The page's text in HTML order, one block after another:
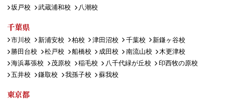
坂戸校
武蔵浦和校 八潮校
千葉県
市川校 新浦安校 柏校 津田沼校 千葉校
新鎌ヶ谷校
勝田台校
松戸校 船橋校 成田校 南流山校
木更津校
海浜幕張校
茂原校 稲毛校 八千代緑が丘校
印西牧の原校
五井校
鎌取校 我孫子校 蘇我校
東京都